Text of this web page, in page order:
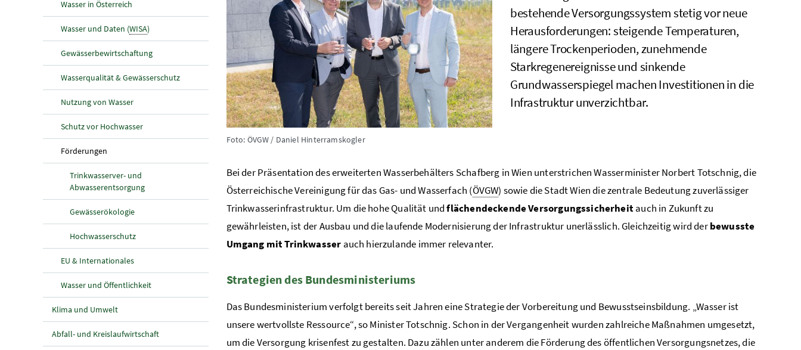
Wasser in Österreich
Wasser und Daten (WISA)
Gewässerbewirtschaftung
Wasserqualität & Gewässerschutz
Nutzung von Wasser
Schutz vor Hochwasser
Förderungen(aktuelle Seite)
Trinkwasserver- und
Abwasserentsorgung
Gewässerökologie
Hochwasserschutz
EU & Internationales
Wasser und Öffentlichkeit
Klima und Umwelt
Abfall- und Kreislaufwirtschaft
Foto: ÖVGW / Daniel Hinterramskogler
bestehende Versorgungssystem stetig vor neue
Herausforderungen: steigende Temperaturen,
längere Trockenperioden, zunehmende
Starkregenereignisse und sinkende
Grundwasserspiegel machen Investitionen in die
Infrastruktur unverzichtbar.
Bei der Präsentation des erweiterten Wasserbehälters Schafberg in Wien unterstrichen Wasserminister Norbert Totschnig, die
Österreichische Vereinigung für das Gas- und Wasserfach (ÖVGW) sowie die Stadt Wien die zentrale Bedeutung zuverlässiger
Trinkwasserinfrastruktur. Um die hohe Qualität undflächendeckende Versorgungssicherheitauch in Zukunft zu
gewährleisten, ist der Ausbau und die laufende Modernisierung der Infrastruktur unerlässlich. Gleichzeitig wird derbewusste
Umgang mit Trinkwasser auch hierzulande immer relevanter.
Strategien des Bundesministeriums
Das Bundesministerium verfolgt bereits seit Jahren eine Strategie der Vorbereitung und Bewusstseinsbildung. „Wasser ist
unsere wertvollste Ressource“, so Minister Totschnig. Schon in der Vergangenheit wurden zahlreiche Maßnahmen umgesetzt,
um die Versorgung krisenfest zu gestalten. Dazu zählen unter anderem die Förderung des öffentlichen Versorgungsnetzes, die